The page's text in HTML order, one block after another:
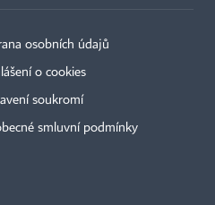
osobních údajů
o cookies
soukromí
smluvní podmínky